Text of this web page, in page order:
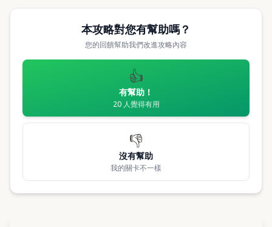
本攻略對您有幫助嗎？
您的回饋幫助我們改進攻略內容
👍
有幫助！
20 人覺得有用
👎
沒有幫助
我的關卡不一樣